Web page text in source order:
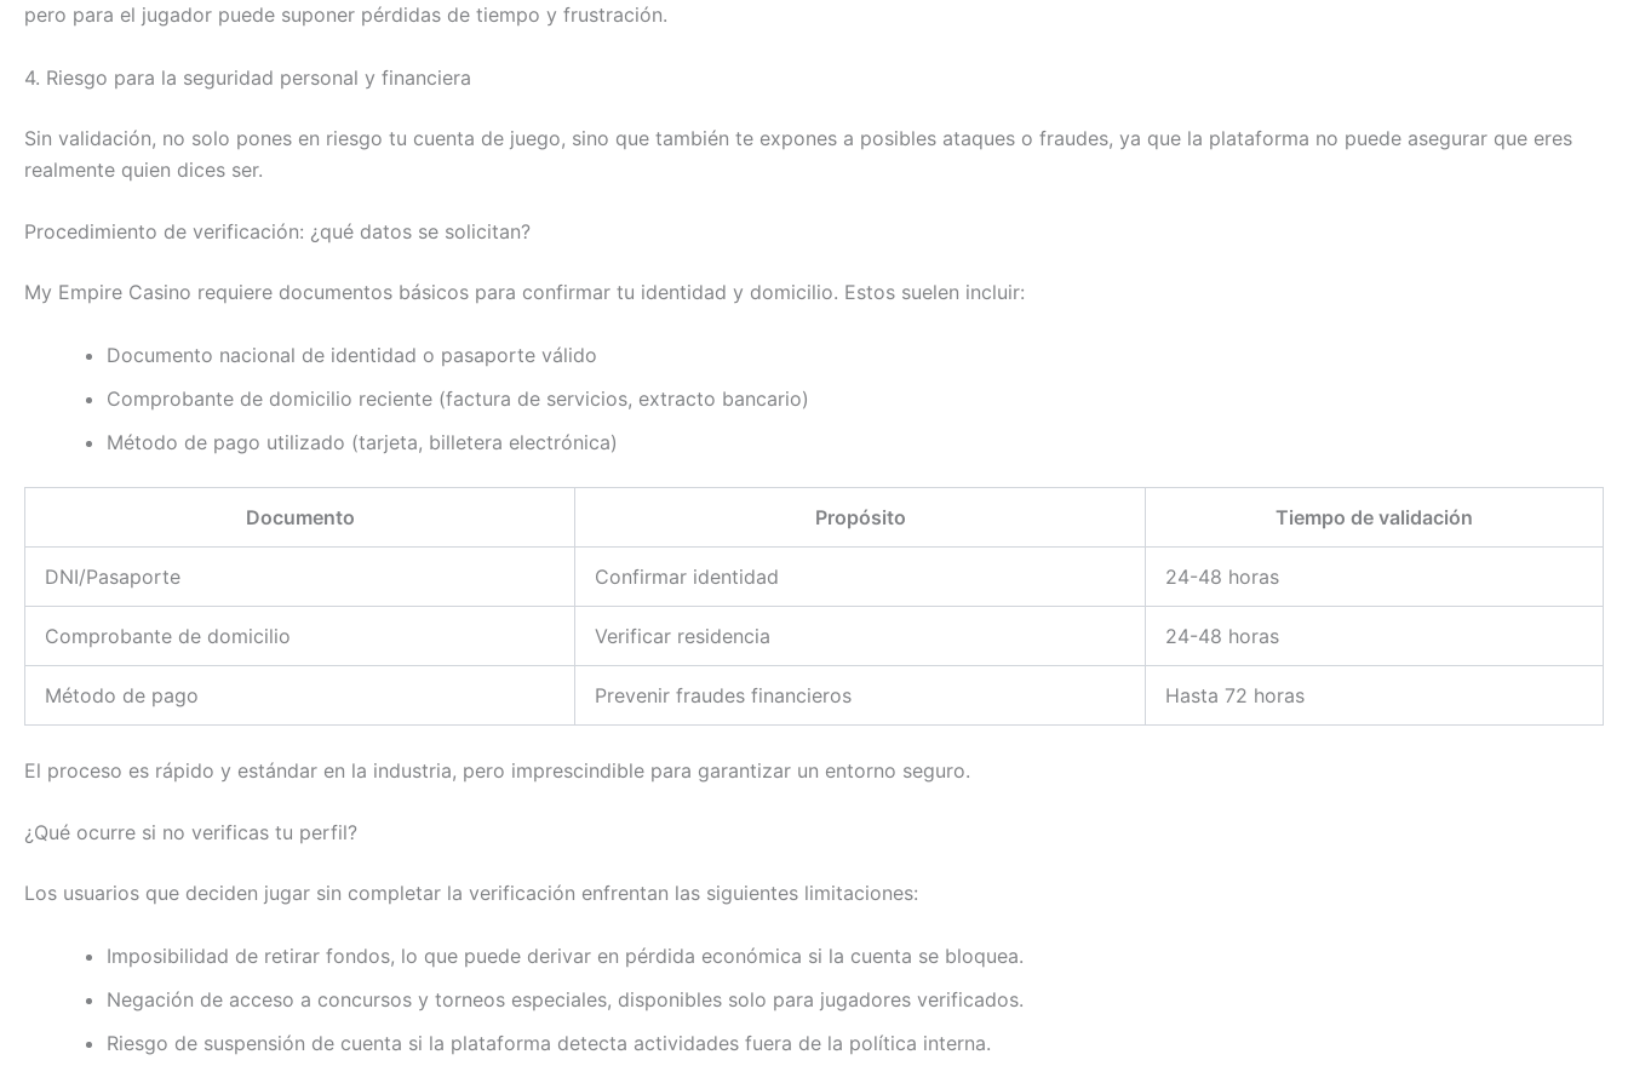
pero para el jugador puede suponer pérdidas de tiempo y frustración.
4. Riesgo para la seguridad personal y financiera
Sin validación, no solo pones en riesgo tu cuenta de juego, sino que también te expones a posibles ataques o fraudes, ya que la plataforma no puede asegurar que eres
realmente quien dices ser.
Procedimiento de verificación: ¿qué datos se solicitan?
My Empire Casino requiere documentos básicos para confirmar tu identidad y domicilio. Estos suelen incluir:
Documento nacional de identidad o pasaporte válido
Comprobante de domicilio reciente (factura de servicios, extracto bancario)
Método de pago utilizado (tarjeta, billetera electrónica)
Documento Propósito Tiempo de validación
DNI/Pasaporte Confirmar identidad 24-48 horas
Comprobante de domicilio Verificar residencia 24-48 horas
Método de pago Prevenir fraudes financieros Hasta 72 horas
El proceso es rápido y estándar en la industria, pero imprescindible para garantizar un entorno seguro.
¿Qué ocurre si no verificas tu perfil?
Los usuarios que deciden jugar sin completar la verificación enfrentan las siguientes limitaciones:
Imposibilidad de retirar fondos, lo que puede derivar en pérdida económica si la cuenta se bloquea.
Negación de acceso a concursos y torneos especiales, disponibles solo para jugadores verificados.
Riesgo de suspensión de cuenta si la plataforma detecta actividades fuera de la política interna.